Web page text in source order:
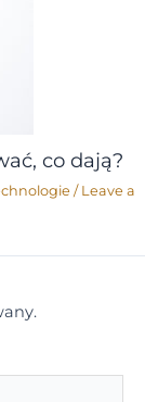
co dają?
/ Leave a